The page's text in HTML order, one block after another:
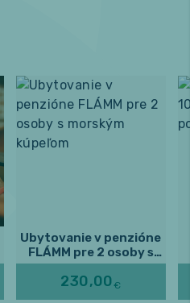
Ubytovanie v penzióne
FLÁMM pre 2 osoby s
morským kúpeľom
230,00€